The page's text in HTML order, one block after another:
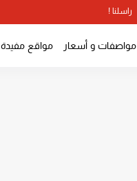
راسلنا !
مواصفات و أسعار مواقع مفيدة